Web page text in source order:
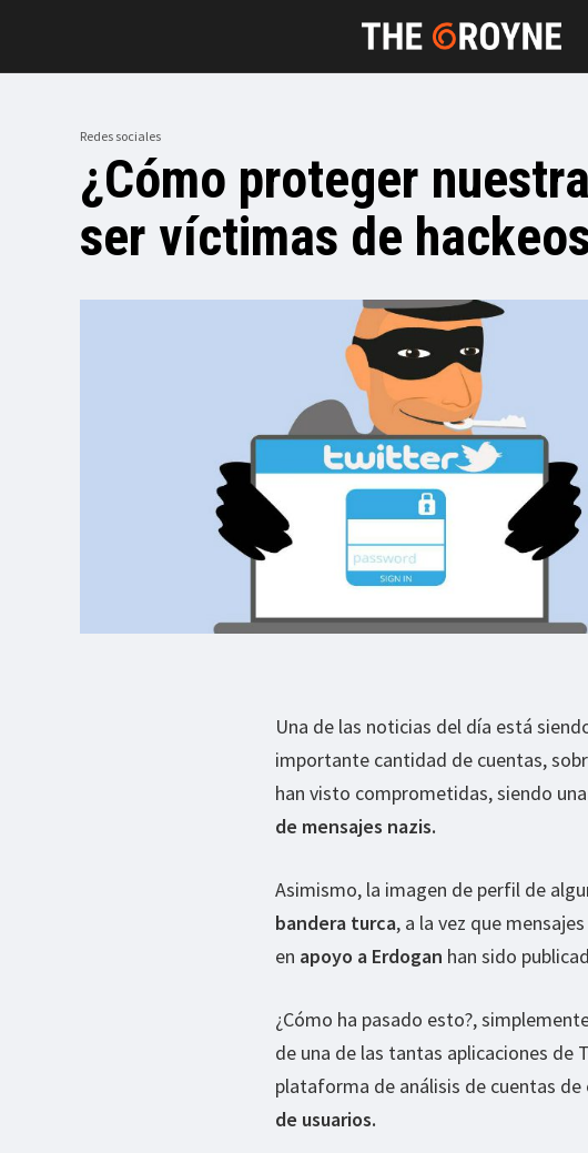
Redes sociales
¿Cómo proteger
ser víctimas de
Una de las noticias del día está
importante cantidad de cuentas,
han visto comprometidas, siendo
de mensajes nazis.
Asimismo, la imagen de perfil de
bandera turca, a la vez que
en apoyo a Erdogan han sido
¿Cómo ha pasado esto?,
de una de las tantas aplicaciones
plataforma de análisis de cuentas de
de usuarios.